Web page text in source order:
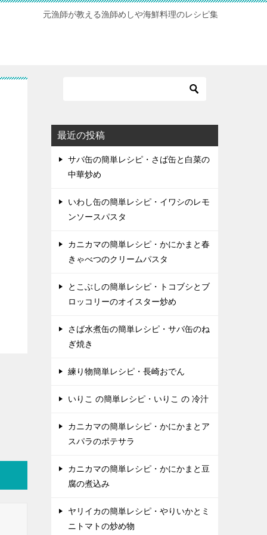
元漁師が教える漁師めしや海鮮料理のレシピ集
最近の投稿
サバ缶の簡単レシピ・さば缶と白菜の
中華炒め
いわし缶の簡単レシピ・イワシのレモ
ンソースパスタ
カニカマの簡単レシピ・かにかまと春
きゃべつのクリームパスタ
とこぶしの簡単レシピ・トコブシとブ
ロッコリーのオイスター炒め
さば水煮缶の簡単レシピ・サバ缶のね
ぎ焼き
練り物簡単レシピ・長崎おでん
いりこ の簡単レシピ・いりこ の 冷汁
カニカマの簡単レシピ・かにかまとア
スパラのポテサラ
カニカマの簡単レシピ・かにかまと豆
腐の煮込み
ヤリイカの簡単レシピ・やりいかとミ
ニトマトの炒め物